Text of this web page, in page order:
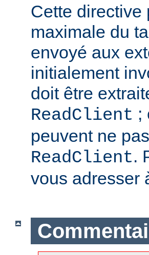
Cette directive
maximale du
envoyé aux
initialement
doit être
ReadClient ;
peuvent ne
ReadClient.
vous adresser